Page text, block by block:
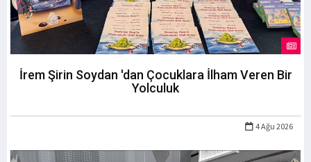
İrem Şirin Soydan 'dan Çocuklara İlham Veren Bir
Yolculuk
4 Ağu 2026